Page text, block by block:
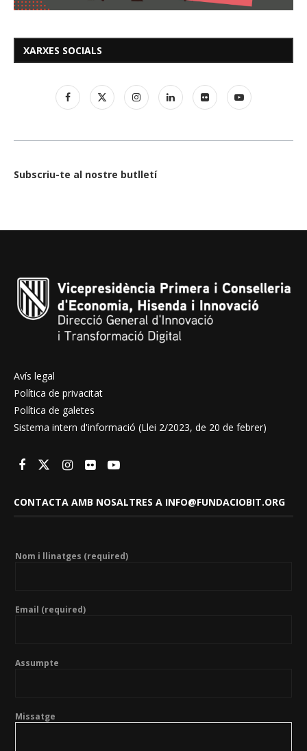
XARXES SOCIALS
Subscriu-te al nostre butlletí
Avís legal
Política de privacitat
Política de galetes
Sistema intern d'informació (Llei 2/2023, de 20 de febrer)
CONTACTA AMB NOSALTRES A INFO@FUNDACIOBIT.ORG
Nom i llinatges (required)
Email (required)
Assumpte
Missatge